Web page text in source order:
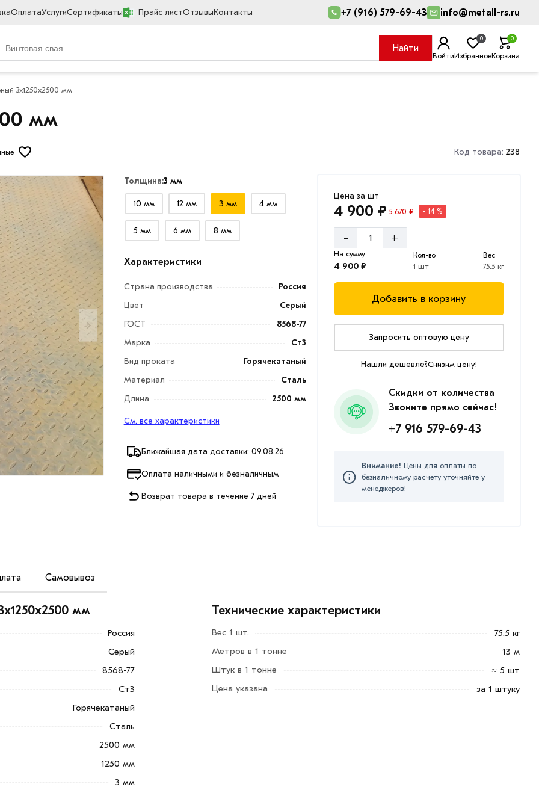
ОплатаУслугиСертификаты Прайс листОтзывыКонтакты +7 (916) 579-69-43 info@metall-rs.ru
Найти
ВойтиИзбранное
0
Корзина
0
3х1250х2500 мм
мм
Код товара: 238
Толщина:3 мм
10 мм 12 мм 3 мм 4 мм
5 мм 6 мм 8 мм
Характеристики
Страна производства
Россия
Цвет
Серый
ГОСТ
8568-77
Марка
Ст3
Вид проката
Горячекатаный
Материал
Сталь
Длина
2500 мм
См. все характеристики
Ближайшая дата доставки: 09.08.26
Оплата наличными и безналичным
Возврат товара в течение 7 дней
Цена за шт
4 900 ₽ 5 670 ₽ - 14 %
- +
На сумму
4 900 ₽
Кол-во
1 шт
Вес
75.5 кг
Добавить в корзину
Запросить оптовую цену
Нашли дешевле?Снизим цену!
Скидки от количества
Звоните прямо сейчас!
+7 916 579-69-43
Внимание! Цены для оплаты по
безналичному расчету уточняйте у
менеджеров!
Самовывоз
работать в обширном
в том числе благодаря ее
транспортных средствах, лифтах и
на нефтяных платформах,
в корзину»или нажмите на
по контактам указанным на сайте.
мм из категорииЛист рифленый
и области. Наши профессиональные
условий доставки или
мм
Россия
Серый
8568-77
Ст3
Горячекатаный
Сталь
2500 мм
1250 мм
3 мм
Технические характеристики
Вес 1 шт.
75.5 кг
Метров в 1 тонне
13 м
Штук в 1 тонне
≈ 5 шт
Цена указана
за 1 штуку